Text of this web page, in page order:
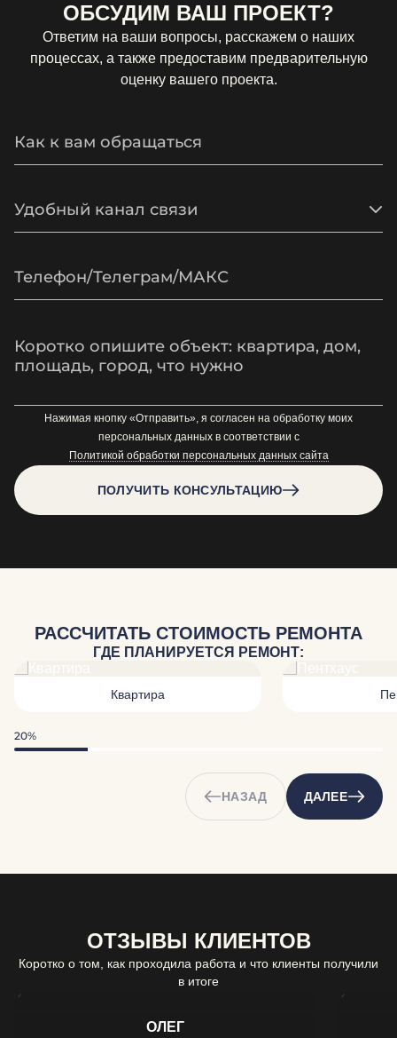
ОБСУДИМ ВАШ ПРОЕКТ?
Ответим на ваши вопросы, расскажем о наших
процессах, а также предоставим предварительную
оценку вашего проекта.
Удобный канал связи
ПОЛУЧИТЬ КОНСУЛЬТАЦИЮ
Нажимая кнопку «Отправить», я согласен на обработку моих
персональных данных в соответствии с
Политикой обработки персональных данных сайта
РАССЧИТАТЬ СТОИМОСТЬ РЕМОНТА
ГДЕ ПЛАНИРУЕТСЯ РЕМОНТ:
Квартира
20%
НАЗАД ДАЛЕЕ
ОТЗЫВЫ КЛИЕНТОВ
Коротко о том, как проходила работа и что клиенты получили
в итоге
ОЛЕГ